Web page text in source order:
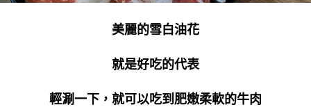
美麗的雪白油花
就是好吃的代表
輕涮一下，就可以吃到肥嫩柔軟的牛肉